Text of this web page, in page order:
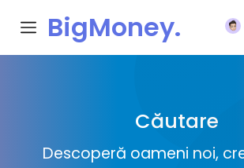
BigMoney.
Căutare
Descoperă oameni noi,